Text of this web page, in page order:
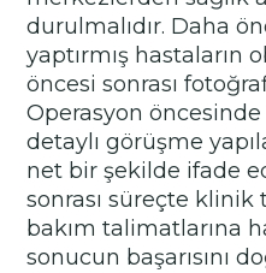
durulmalıdır. Daha
yaptırmış hastaların
öncesi sonrası
Operasyon
detaylı görüşme
net bir şekilde ifade
sonrası süreçte klinik
bakım talimatlarına
sonucun başarısını